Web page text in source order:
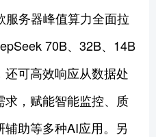
务器峰值算力全面拉
70B、32B、14B
可高效响应从数据处
，赋能智能监控、质
助等多种AI应用。另